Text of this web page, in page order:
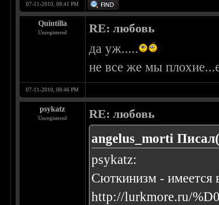
07-11-2010, 08:41 PM
Quintilla
Unregistered RE: любовь
да уж.....
не все же мы
07-11-2010, 08:46 PM
psykatz
Unregistered RE: любовь
angelus_morti
psykatz:
Сюткинизм - имеется
http://lurkmore.ru/